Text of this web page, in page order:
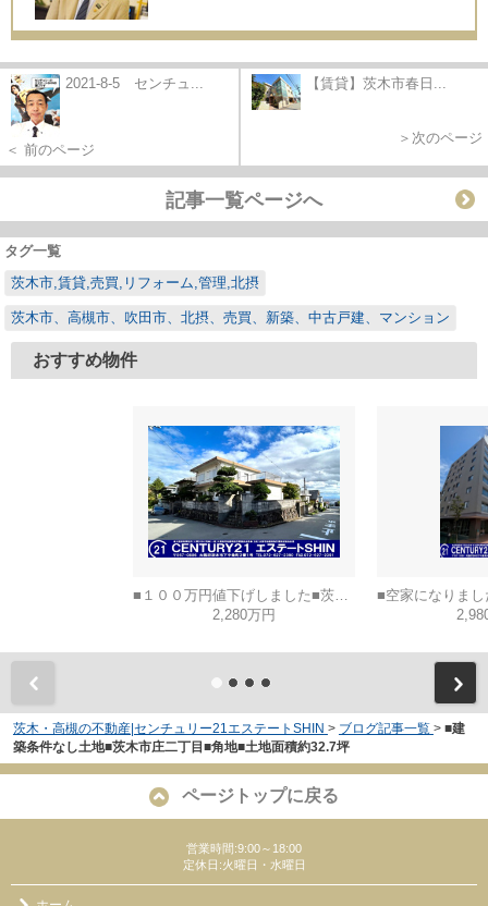
2021-8-5 センチュ...
＜ 前のページ
【賃貸】茨木市春日...
＞次のページ
記事一覧ページへ
タグ一覧
茨木市,賃貸,売買,リフォーム,管理,北摂
茨木市、高槻市、吹田市、北摂、売買、新築、中古戸建、マンション
おすすめ物件
2,280万円
茨木・高槻の不動産|センチュリー21エステートSHIN > ブログ記事一覧 > ■建
築条件なし土地■茨木市庄二丁目■角地■土地面積約32.7坪
ページトップに戻る
営業時間:9:00～18:00
定休日:火曜日・水曜日